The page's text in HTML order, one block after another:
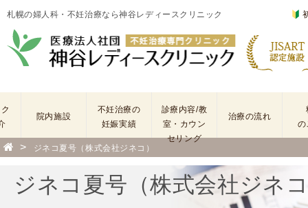
札幌の婦人科・不妊治療なら神谷レディースクリニック
院内施設
不妊治療の
妊娠実績
診療内容/教
室・カウン
セリング
治療の流れ
本
検
査
の
治
療
> ジネコ夏号（株式会社ジネコ）
ジネコ夏号（株式会社ジネ